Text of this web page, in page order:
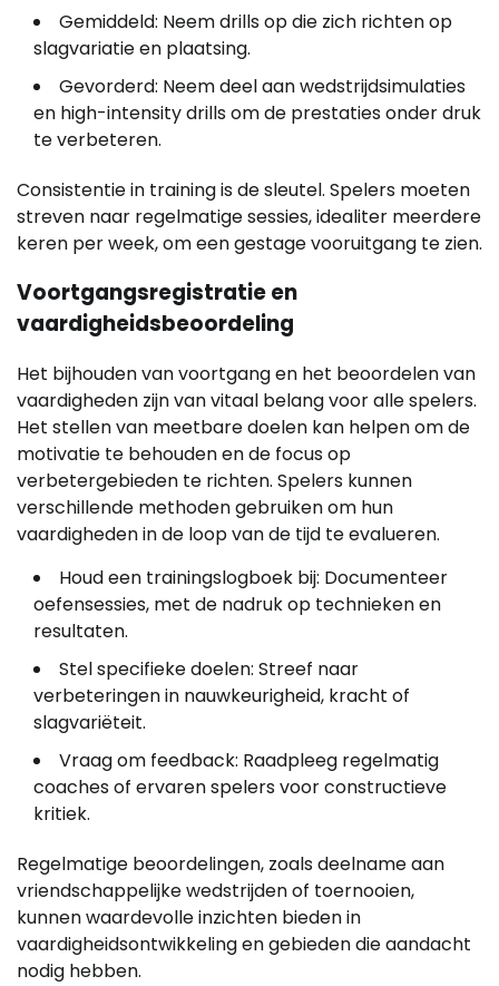
Gemiddeld: Neem drills op die zich richten op
slagvariatie en plaatsing.
Gevorderd: Neem deel aan wedstrijdsimulaties
en high-intensity drills om de prestaties onder druk
te verbeteren.
Consistentie in training is de sleutel. Spelers moeten
streven naar regelmatige sessies, idealiter meerdere
keren per week, om een gestage vooruitgang te zien.
Voortgangsregistratie en
vaardigheidsbeoordeling
Het bijhouden van voortgang en het beoordelen van
vaardigheden zijn van vitaal belang voor alle spelers.
Het stellen van meetbare doelen kan helpen om de
motivatie te behouden en de focus op
verbetergebieden te richten. Spelers kunnen
verschillende methoden gebruiken om hun
vaardigheden in de loop van de tijd te evalueren.
Houd een trainingslogboek bij: Documenteer
oefensessies, met de nadruk op technieken en
resultaten.
Stel specifieke doelen: Streef naar
verbeteringen in nauwkeurigheid, kracht of
slagvariëteit.
Vraag om feedback: Raadpleeg regelmatig
coaches of ervaren spelers voor constructieve
kritiek.
Regelmatige beoordelingen, zoals deelname aan
vriendschappelijke wedstrijden of toernooien,
kunnen waardevolle inzichten bieden in
vaardigheidsontwikkeling en gebieden die aandacht
nodig hebben.